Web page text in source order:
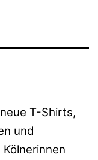
T-Shirts,
und